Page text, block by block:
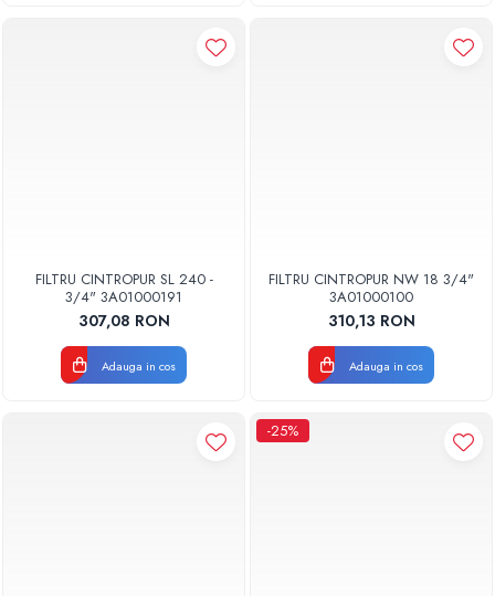
FILTRU CINTROPUR SL 240 -
3/4" 3A01000191
307,08 RON
Adauga in cos
FILTRU CINTROPUR NW 18 3/4"
3A01000100
310,13 RON
Adauga in cos
-25%